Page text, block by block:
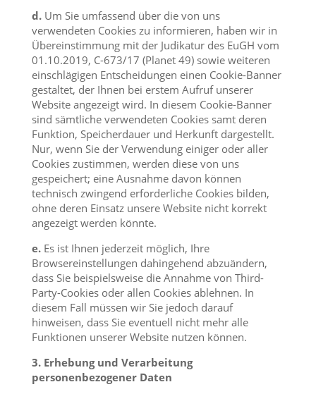
d.Um Sie umfassend über die von uns
verwendeten Cookies zu informieren, haben wir in
Übereinstimmung mit der Judikatur des EuGH vom
01.10.2019, C-673/17 (Planet 49) sowie weiteren
einschlägigen Entscheidungen einen Cookie-Banner
gestaltet, der Ihnen bei erstem Aufruf unserer
Website angezeigt wird. In diesem Cookie-Banner
sind sämtliche verwendeten Cookies samt deren
Funktion, Speicherdauer und Herkunft dargestellt.
Nur, wenn Sie der Verwendung einiger oder aller
Cookies zustimmen, werden diese von uns
gespeichert; eine Ausnahme davon können
technisch zwingend erforderliche Cookies bilden,
ohne deren Einsatz unsere Website nicht korrekt
angezeigt werden könnte.
e.Es ist Ihnen jederzeit möglich, Ihre
Browsereinstellungen dahingehend abzuändern,
dass Sie beispielsweise die Annahme von Third-
Party-Cookies oder allen Cookies ablehnen. In
diesem Fall müssen wir Sie jedoch darauf
hinweisen, dass Sie eventuell nicht mehr alle
Funktionen unserer Website nutzen können.
3. Erhebung und Verarbeitung
personenbezogener Daten